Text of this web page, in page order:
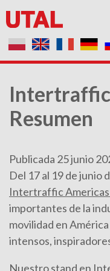
Intertraffic
Resumen
Publicada 25 junio
Del 17 al 19 de junio
Intertraffic Americas
importantes de la
movilidad en
intensos,
Nuestro stand en